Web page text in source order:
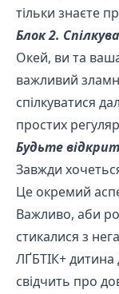
тільки знаєте
Блок 2.
Окей, ви та
важливий
спілкуватися
простих
Будьте
Завжди
Це окремий
Важливо, аби
стикалися з
ЛҐБТІК+ дитина
свідчить про